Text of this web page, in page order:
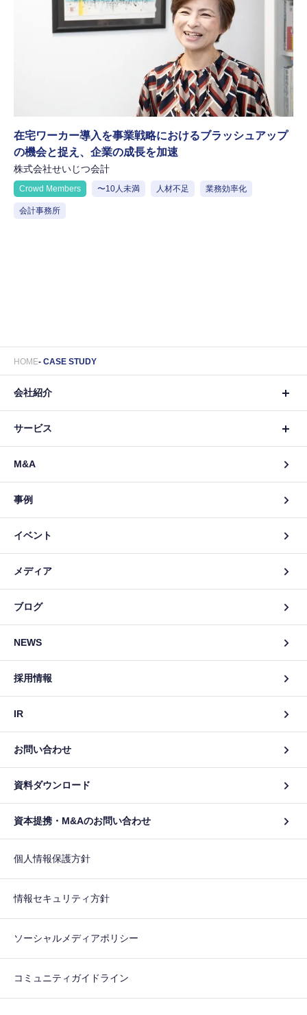
在宅ワーカー導入を事業戦略におけるブラッシュアップ
の機会と捉え、企業の成長を加速
株式会社せいじつ会計
Crowd Members 〜10人未満 人材不足 業務効率化
会計事務所
HOME CASE STUDY
会社紹介
サービス
M&A
事例
イベント
メディア
ブログ
NEWS
採用情報
IR
お問い合わせ
資料ダウンロード
資本提携・M&Aのお問い合わせ
個人情報保護方針
情報セキュリティ方針
ソーシャルメディアポリシー
コミュニティガイドライン